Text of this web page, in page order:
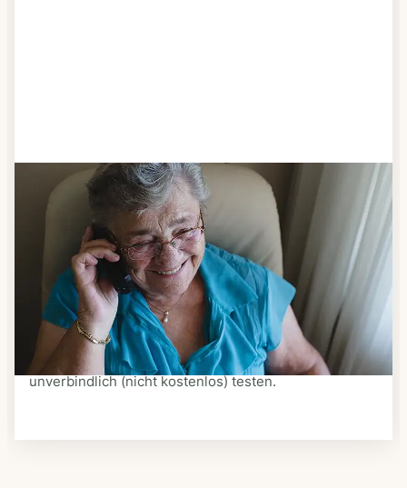
Schritt 3
Bestellen & liefern lassen
Suchen Sie sich aus dem Speiseplan Ihres Anbieters
aus, was Ihnen schmeckt. Bestellen Sie telefonisch,
schriftlich oder im Online-Shop Ihres Anbieters.
Ein Kurier liefert Ihnen das bestellte Essen zum
vereinbarten Zeitpunkt nach Hause. Bei vielen
Anbietern können Sie Essen auf Rädern auch
unverbindlich (nicht kostenlos) testen.